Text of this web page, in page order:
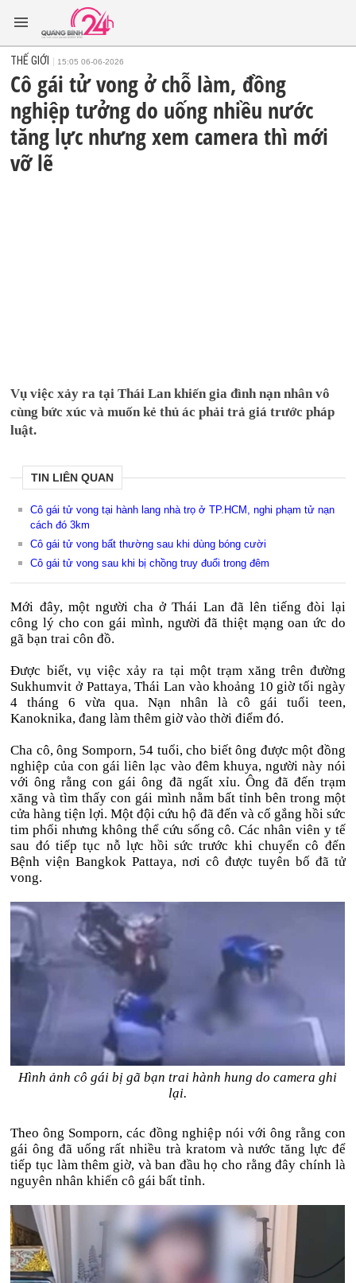
THẾ GIỚI 15:05 06-06-2026
Cô gái tử vong ở chỗ làm, đồng
nghiệp tưởng do uống nhiều nước
tăng lực nhưng xem camera thì mới
vỡ lẽ
Vụ việc xảy ra tại Thái Lan khiến gia đình nạn nhân vô
cùng bức xúc và muốn kẻ thủ ác phải trả giá trước pháp
luật.
TIN LIÊN QUAN
Cô gái tử vong tại hành lang nhà trọ ở TP.HCM, nghi phạm tử nạn
cách đó 3km
Cô gái tử vong bất thường sau khi dùng bóng cười
Cô gái tử vong sau khi bị chồng truy đuổi trong đêm
Mới đây, một người cha ở Thái Lan đã lên tiếng đòi lại
công lý cho con gái mình, người đã thiệt mạng oan ức do
gã bạn trai côn đồ.
Được biết, vụ việc xảy ra tại một trạm xăng trên đường
Sukhumvit ở Pattaya, Thái Lan vào khoảng 10 giờ tối ngày
4 tháng 6 vừa qua. Nạn nhân là cô gái tuổi teen,
Kanoknika, đang làm thêm giờ vào thời điểm đó.
Cha cô, ông Somporn, 54 tuổi, cho biết ông được một đồng
nghiệp của con gái liên lạc vào đêm khuya, người này nói
với ông rằng con gái ông đã ngất xỉu. Ông đã đến trạm
xăng và tìm thấy con gái mình nằm bất tỉnh bên trong một
cửa hàng tiện lợi. Một đội cứu hộ đã đến và cố gắng hồi sức
tim phổi nhưng không thể cứu sống cô. Các nhân viên y tế
sau đó tiếp tục nỗ lực hồi sức trước khi chuyển cô đến
Bệnh viện Bangkok Pattaya, nơi cô được tuyên bố đã tử
vong.
Hình ảnh cô gái bị gã bạn trai hành hung do camera ghi
lại.
Theo ông Somporn, các đồng nghiệp nói với ông rằng con
gái ông đã uống rất nhiều trà kratom và nước tăng lực để
tiếp tục làm thêm giờ, và ban đầu họ cho rằng đây chính là
nguyên nhân khiến cô gái bất tỉnh.